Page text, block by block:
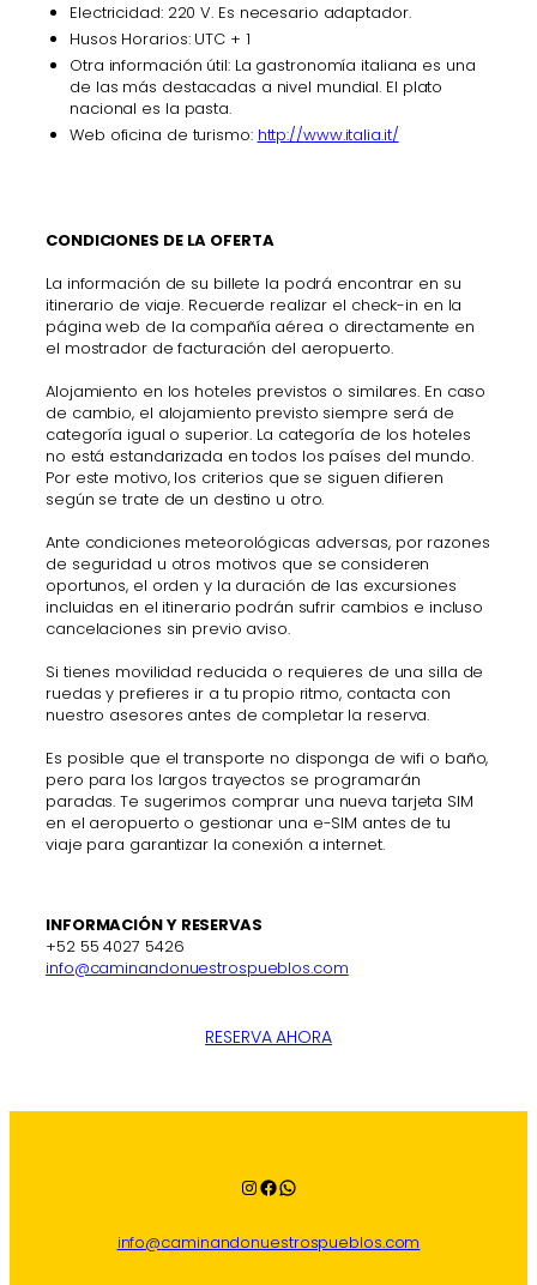
Electricidad: 220 V. Es necesario adaptador.
Husos Horarios: UTC + 1
Otra información útil: La gastronomía italiana es una
de las más destacadas a nivel mundial. El plato
nacional es la pasta.
Web oficina de turismo: http://www.italia.it/
CONDICIONES DE LA OFERTA
La información de su billete la podrá encontrar en su
itinerario de viaje. Recuerde realizar el check-in en la
página web de la compañía aérea o directamente en
el mostrador de facturación del aeropuerto.
Alojamiento en los hoteles previstos o similares. En caso
de cambio, el alojamiento previsto siempre será de
categoría igual o superior. La categoría de los hoteles
no está estandarizada en todos los países del mundo.
Por este motivo, los criterios que se siguen difieren
según se trate de un destino u otro.
Ante condiciones meteorológicas adversas, por razones
de seguridad u otros motivos que se consideren
oportunos, el orden y la duración de las excursiones
incluidas en el itinerario podrán sufrir cambios e incluso
cancelaciones sin previo aviso.
Si tienes movilidad reducida o requieres de una silla de
ruedas y prefieres ir a tu propio ritmo, contacta con
nuestro asesores antes de completar la reserva.
Es posible que el transporte no disponga de wifi o baño,
pero para los largos trayectos se programarán
paradas. Te sugerimos comprar una nueva tarjeta SIM
en el aeropuerto o gestionar una e-SIM antes de tu
viaje para garantizar la conexión a internet.
INFORMACIÓN Y RESERVAS
+52 55 4027 5426
info@caminandonuestrospueblos.com
RESERVA AHORA
InstagramFacebook WhatsApp
info@caminandonuestrospueblos.com